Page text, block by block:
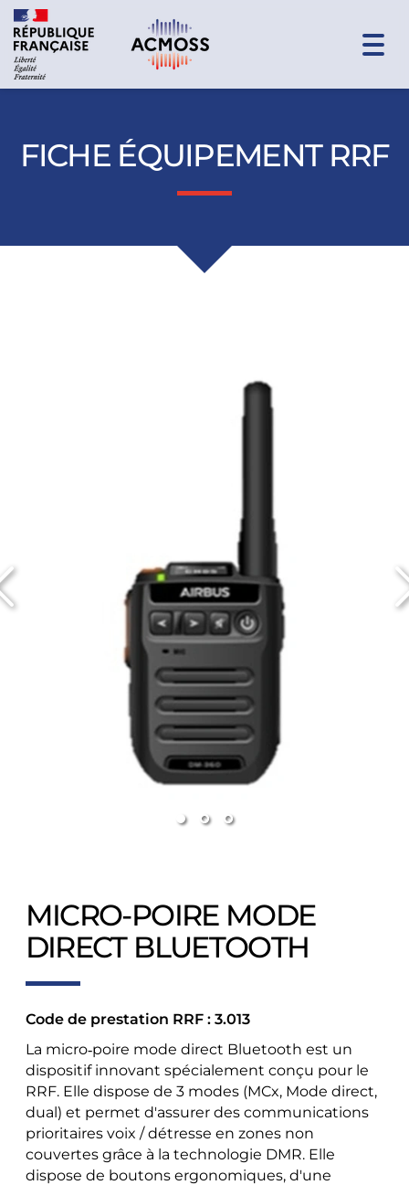
FICHE ÉQUIPEMENT RRF
MICRO-POIRE MODE
DIRECT BLUETOOTH
Code de prestation RRF : 3.013
La micro‑poire mode direct Bluetooth est un
dispositif innovant spécialement conçu pour le
RRF. Elle dispose de 3 modes (MCx, Mode direct,
dual) et permet d'assurer des communications
prioritaires voix / détresse en zones non
couvertes grâce à la technologie DMR. Elle
dispose de boutons ergonomiques, d'une